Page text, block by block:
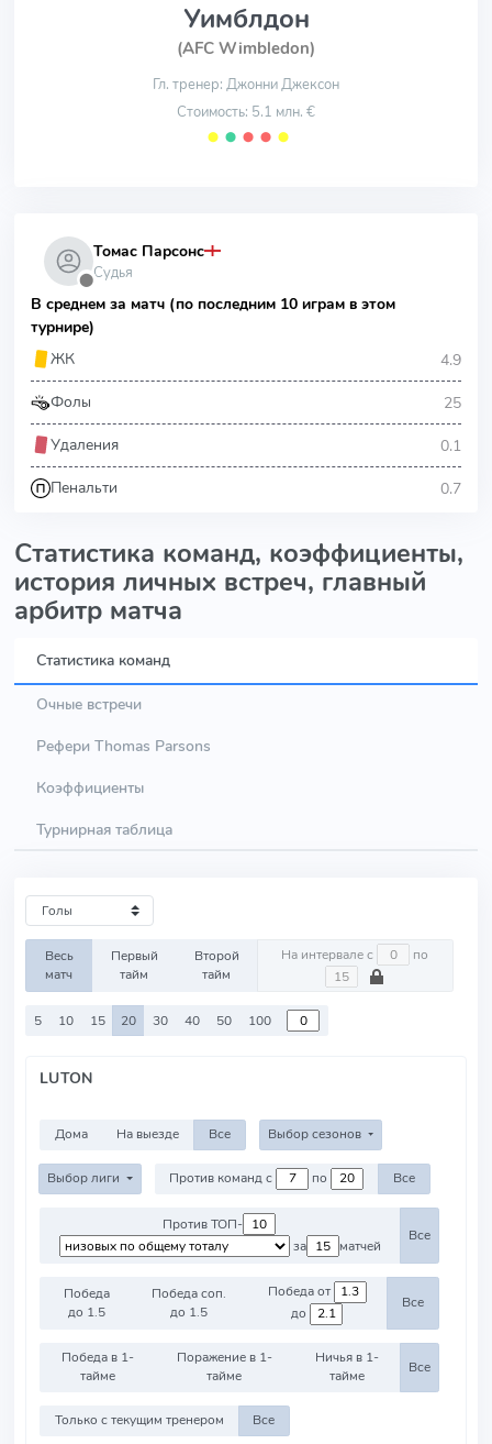
Уимблдон
(AFC Wimbledon)
Гл. тренер: Джонни Джексон
Стоимость: 5.1 млн. €
⬤ ⬤ ⬤ ⬤ ⬤
⬤
Томас Парсонс
Судья
В среднем за матч (по последним 10 играм в этом
турнире)
ЖК
4.9
Фолы 25
Удаления 0.1
Пенальти 0.7
Статистика команд, коэффициенты,
история личных встреч, главный
арбитр матча
Статистика команд
Очные встречи
Рефери Thomas Parsons
Коэффициенты
Турнирная таблица
Весь
матч
Первый
тайм
Второй
тайм
На интервале с по
5 10 15 20 30 40 50 100
LUTON
Дома На выезде Все Выбор сезонов
Выбор лиги Против команд с по Все
Против ТОП-
за
матчей
Все
Победа
до 1.5
Победа соп.
до 1.5
Победа от
до
Все
Победа в 1-
тайме
Поражение в 1-
тайме
Ничья в 1-
тайме
Все
Только с текущим тренером Все